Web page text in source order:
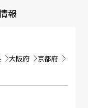
報
大阪府
京都府